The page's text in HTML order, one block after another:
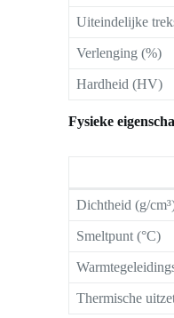
Uiteindelijke
Verlenging (%)
Hardheid (HV)
Fysieke
Dichtheid (g/
Smeltpunt (°C)
Thermische